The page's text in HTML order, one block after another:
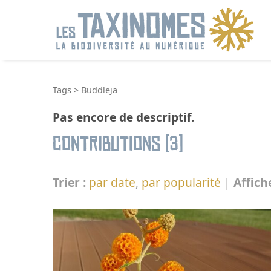
Tags > Buddleja
Pas encore de descriptif.
Contributions (3)
Trier : par date, par popularité |